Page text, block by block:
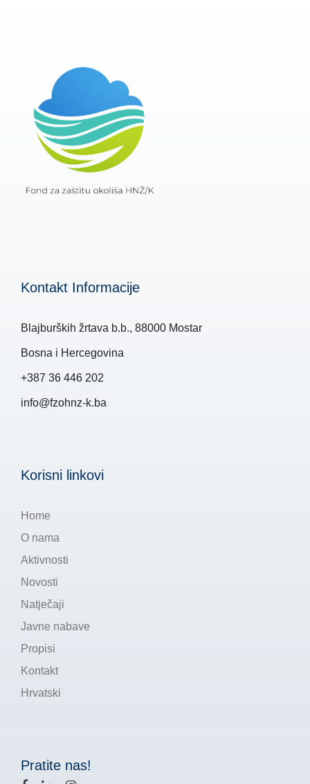
Kontakt Informacije
Blajburških žrtava b.b., 88000 Mostar
Bosna i Hercegovina
+387 36 446 202
info@fzohnz-k.ba
Korisni linkovi
Home
O nama
Aktivnosti
Novosti
Natječaji
Javne nabave
Propisi
Kontakt
Hrvatski
Pratite nas!